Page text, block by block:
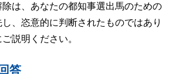
除は、あなたの都知事選出馬のための
、恣意的に判断されたものではあり
説明ください。
答